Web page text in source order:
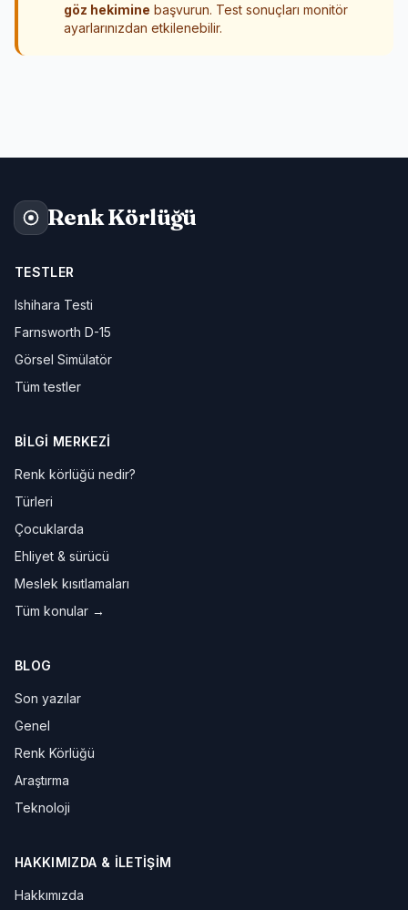
göz hekimine başvurun. Test sonuçları monitör
ayarlarınızdan etkilenebilir.
Renk Körlüğü
TESTLER
Ishihara Testi
Farnsworth D-15
Görsel Simülatör
Tüm testler
BILGI MERKEZI
Renk körlüğü nedir?
Türleri
Çocuklarda
Ehliyet & sürücü
Meslek kısıtlamaları
Tüm konular →
BLOG
Son yazılar
Genel
Renk Körlüğü
Araştırma
Teknoloji
HAKKIMIZDA & İLETIŞIM
Hakkımızda